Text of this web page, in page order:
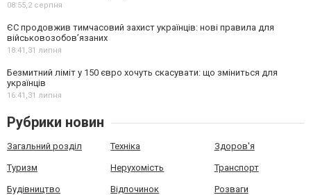
08:55,2 серпня
ЄС продовжив тимчасовий захист українців: нові правила для
військовозобов’язаних
18:41,31 липня
Безмитний ліміт у 150 євро хочуть скасувати: що зміниться для
українців
16:41,31 липня
Рубрики новин
Загальний розділ Техніка Здоров'я
Туризм Нерухомість Транспорт
Будівництво Відпочинок Розваги